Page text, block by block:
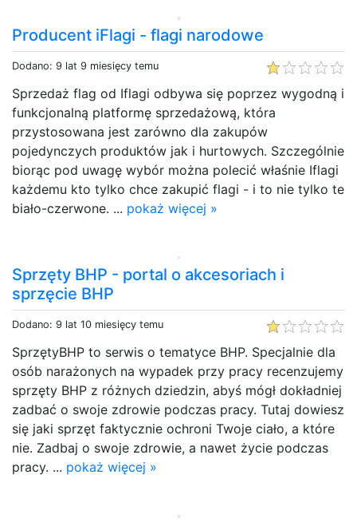
Producent iFlagi - flagi narodowe
Dodano: 9 lat 9 miesięcy temu
Sprzedaż flag od Iflagi odbywa się poprzez wygodną i
funkcjonalną platformę sprzedażową, która
przystosowana jest zarówno dla zakupów
pojedynczych produktów jak i hurtowych. Szczególnie
biorąc pod uwagę wybór można polecić właśnie Iflagi
każdemu kto tylko chce zakupić flagi - i to nie tylko te
biało-czerwone. ... pokaż więcej »
Sprzęty BHP - portal o akcesoriach i
sprzęcie BHP
Dodano: 9 lat 10 miesięcy temu
SprzętyBHP to serwis o tematyce BHP. Specjalnie dla
osób narażonych na wypadek przy pracy recenzujemy
sprzęty BHP z różnych dziedzin, abyś mógł dokładniej
zadbać o swoje zdrowie podczas pracy. Tutaj dowiesz
się jaki sprzęt faktycznie ochroni Twoje ciało, a które
nie. Zadbaj o swoje zdrowie, a nawet życie podczas
pracy. ... pokaż więcej »